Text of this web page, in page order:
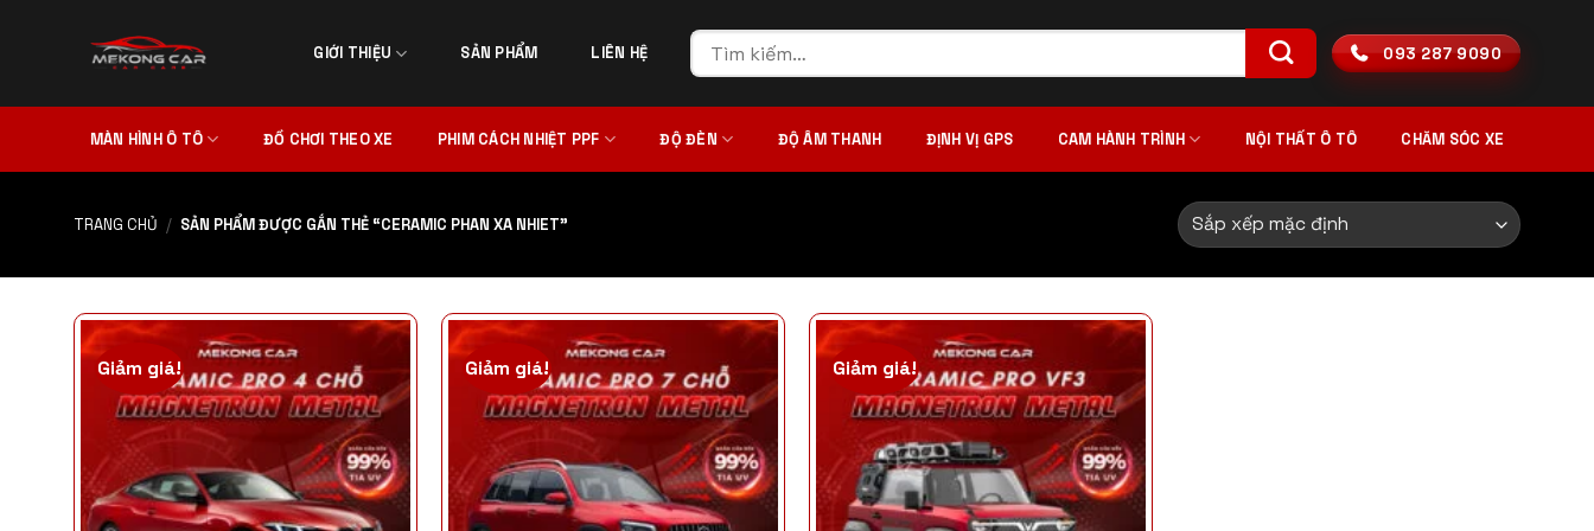
GIỚI THIỆU SẢN PHẨM LIÊN HỆ
Tìm
kiếm:
093 287 9090
MÀN HÌNH Ô TÔ ĐỒ CHƠI THEO XE PHIM CÁCH NHIỆT PPF ĐỘ ĐÈN ĐỘ ÂM THANH ĐỊNH VỊ GPS CAM HÀNH TRÌNH NỘI THẤT Ô TÔ CHĂM SÓC XE
TRANG CHỦ / SẢN PHẨM ĐƯỢC GẮN THẺ “CERAMIC PHAN XA NHIET”
Giảm giá! Giảm giá! Giảm giá!